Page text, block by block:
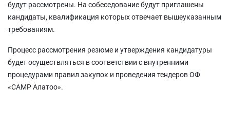
будут рассмотрены. На собеседование будут приглашены
кандидаты, квалификация которых отвечает вышеуказанным
требованиям.
Процесс рассмотрения резюме и утверждения кандидатуры
будет осуществляться в соответствии с внутренними
процедурами правил закупок и проведения тендеров ОФ
«САМР Алатоо».